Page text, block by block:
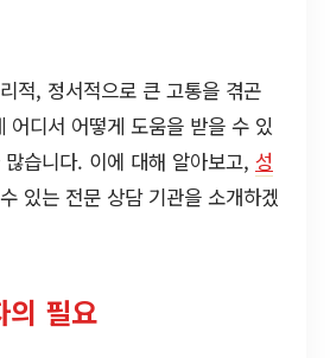
적, 정서적으로 큰 고통을 겪곤
어디서 어떻게 도움을 받을 수 있
습니다. 이에 대해 알아보고, 성
있는 전문 상담 기관을 소개하겠
의 필요